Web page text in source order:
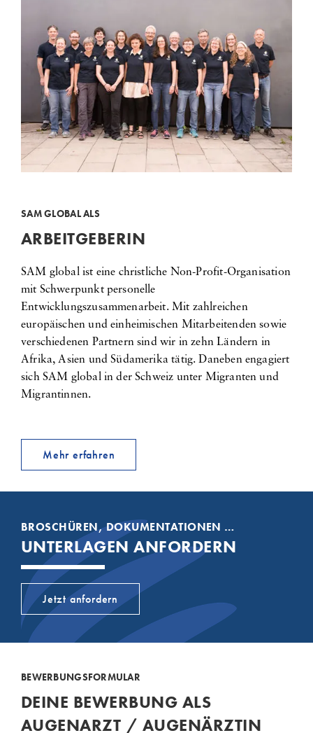
SAM GLOBAL ALS
ARBEITGEBERIN
SAM global ist eine christliche Non-Profit-Organisation
mit Schwerpunkt personelle
Entwicklungszusammenarbeit. Mit zahlreichen
europäischen und einheimischen Mitarbeitenden sowie
verschiedenen Partnern sind wir in zehn Ländern in
Afrika, Asien und Südamerika tätig. Daneben engagiert
sich SAM global in der Schweiz unter Migranten und
Migrantinnen.
Mehr erfahren
BROSCHÜREN, DOKUMENTATIONEN …
UNTERLAGEN ANFORDERN
Jetzt anfordern
BEWERBUNGSFORMULAR
DEINE BEWERBUNG ALS
AUGENARZT / AUGENÄRZTIN